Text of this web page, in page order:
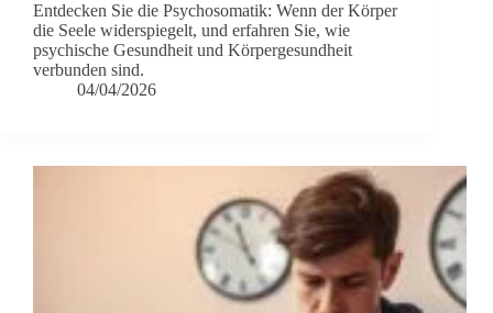
Entdecken Sie die Psychosomatik: Wenn der Körper
die Seele widerspiegelt, und erfahren Sie, wie
psychische Gesundheit und Körpergesundheit
verbunden sind.
04/04/2026